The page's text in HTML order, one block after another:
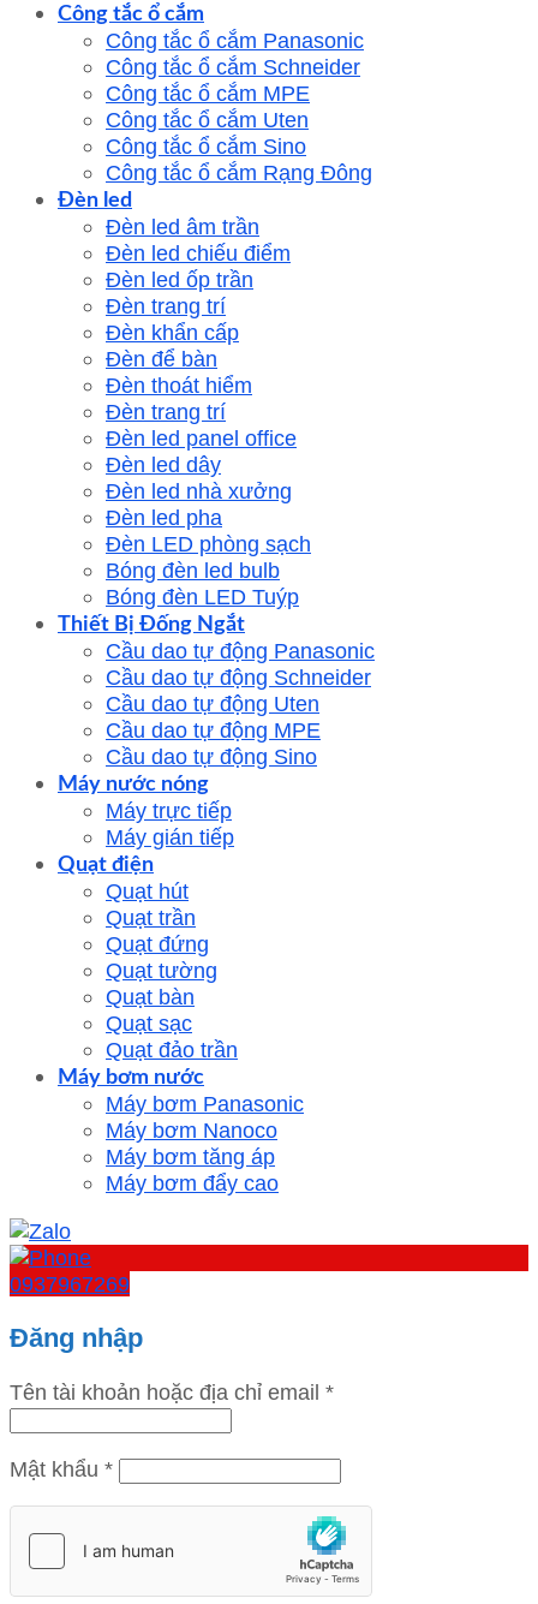
Công tắc ổ cắm
Công tắc ổ cắm Panasonic
Công tắc ổ cắm Schneider
Công tắc ổ cắm MPE
Công tắc ổ cắm Uten
Công tắc ổ cắm Sino
Công tắc ổ cắm Rạng Đông
Đèn led
Đèn led âm trần
Đèn led chiếu điểm
Đèn led ốp trần
Đèn trang trí
Đèn khẩn cấp
Đèn để bàn
Đèn thoát hiểm
Đèn trang trí
Đèn led panel office
Đèn led dây
Đèn led nhà xưởng
Đèn led pha
Đèn LED phòng sạch
Bóng đèn led bulb
Bóng đèn LED Tuýp
Thiết Bị Đống Ngắt
Cầu dao tự động Panasonic
Cầu dao tự động Schneider
Cầu dao tự động Uten
Cầu dao tự động MPE
Cầu dao tự động Sino
Máy nước nóng
Máy trực tiếp
Máy gián tiếp
Quạt điện
Quạt hút
Quạt trần
Quạt đứng
Quạt tường
Quạt bàn
Quạt sạc
Quạt đảo trần
Máy bơm nước
Máy bơm Panasonic
Máy bơm Nanoco
Máy bơm tăng áp
Máy bơm đẩy cao
0937967269
Đăng nhập
Tên tài khoản hoặc địa chỉ email *
Mật khẩu *